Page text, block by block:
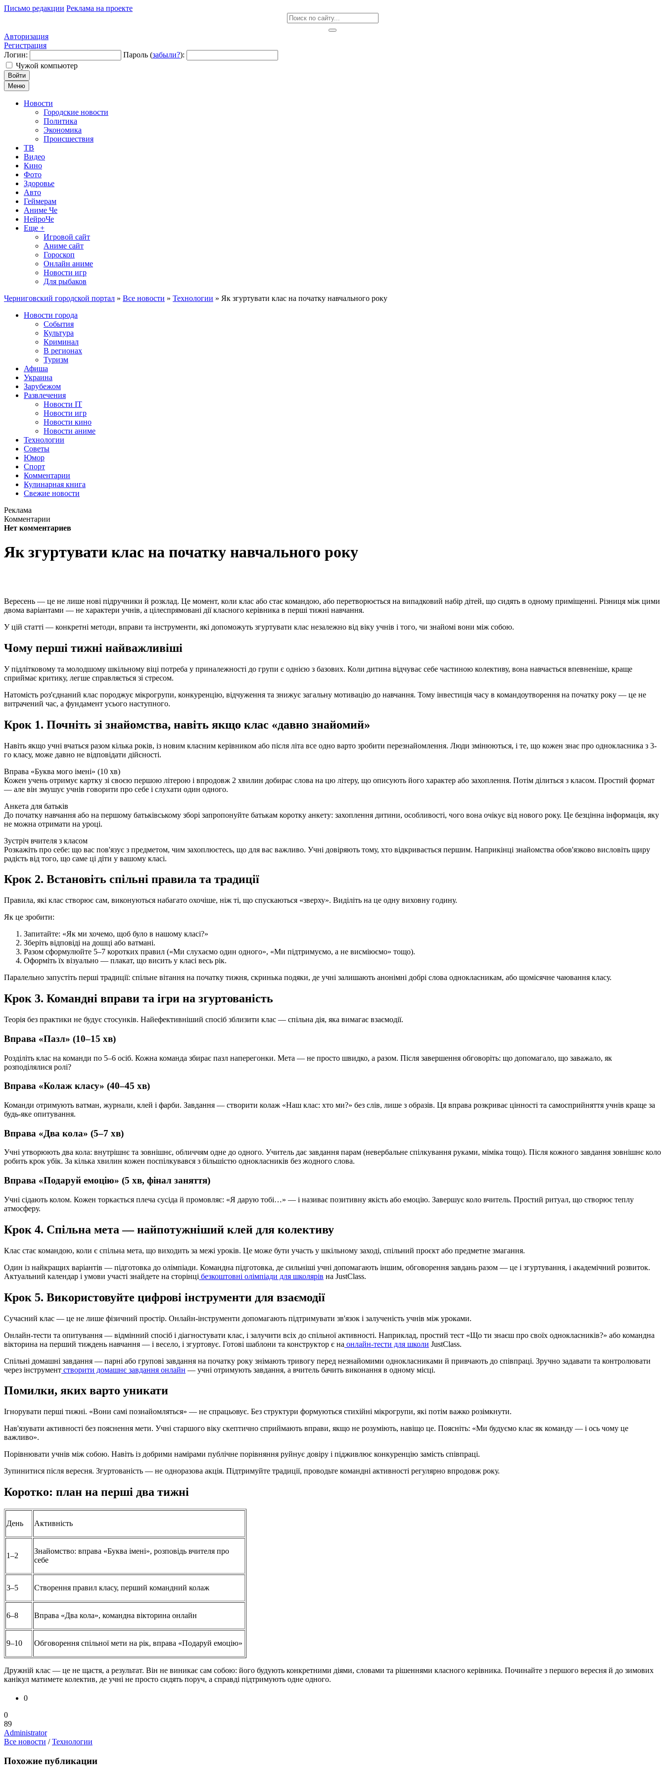
Письмо редакции Реклама на проекте
Авторизация
Регистрация
Логин:
Пароль (забыли?):
Чужой компьютер
Войти
Меню
Новости
Городские новости
Политика
Экономика
Происшествия
ТВ
Видео
Кино
Фото
Здоровье
Авто
Геймерам
Аниме Че
НейроЧе
Еще +
Игровой сайт
Аниме сайт
Гороскоп
Онлайн аниме
Новости игр
Для рыбаков
Черниговский городской портал » Все новости » Технологии » Як згуртувати клас на початку навчального року
Новости города
События
Культура
Криминал
В регионах
Туризм
Афиша
Украина
Зарубежом
Развлечения
Новости IT
Новости игр
Новости кино
Новости аниме
Технологии
Советы
Юмор
Спорт
Комментарии
Кулинарная книга
Свежие новости
Реклама
Комментарии
Нет комментариев
Як згуртувати клас на початку навчального року
Вересень — це не лише нові підручники й розклад. Це момент, коли клас або стає командою, або перетворюється на випадковий набір дітей, що сидять в одному приміщенні. Різниця між цими
двома варіантами — не характери учнів, а цілеспрямовані дії класного керівника в перші тижні навчання.
У цій статті — конкретні методи, вправи та інструменти, які допоможуть згуртувати клас незалежно від віку учнів і того, чи знайомі вони між собою.
Чому перші тижні найважливіші
У підлітковому та молодшому шкільному віці потреба у приналежності до групи є однією з базових. Коли дитина відчуває себе частиною колективу, вона навчається впевненіше, краще
сприймає критику, легше справляється зі стресом.
Натомість роз'єднаний клас породжує мікрогрупи, конкуренцію, відчуження та знижує загальну мотивацію до навчання. Тому інвестиція часу в командоутворення на початку року — це не
витрачений час, а фундамент усього наступного.
Крок 1. Почніть зі знайомства, навіть якщо клас «давно знайомий»
Навіть якщо учні вчаться разом кілька років, із новим класним керівником або після літа все одно варто зробити перезнайомлення. Люди змінюються, і те, що кожен знає про однокласника з 3-
го класу, може давно не відповідати дійсності.
Вправа «Буква мого імені» (10 хв)
Кожен учень отримує картку зі своєю першою літерою і впродовж 2 хвилин добирає слова на цю літеру, що описують його характер або захоплення. Потім ділиться з класом. Простий формат
— але він змушує учнів говорити про себе і слухати один одного.
Анкета для батьків
До початку навчання або на першому батьківському зборі запропонуйте батькам коротку анкету: захоплення дитини, особливості, чого вона очікує від нового року. Це безцінна інформація, яку
не можна отримати на уроці.
Зустріч вчителя з класом
Розкажіть про себе: що вас пов'язує з предметом, чим захоплюєтесь, що для вас важливо. Учні довіряють тому, хто відкривається першим. Наприкінці знайомства обов'язково висловіть щиру
радість від того, що саме ці діти у вашому класі.
Крок 2. Встановіть спільні правила та традиції
Правила, які клас створює сам, виконуються набагато охочіше, ніж ті, що спускаються «зверху». Виділіть на це одну виховну годину.
Як це зробити:
Запитайте: «Як ми хочемо, щоб було в нашому класі?»
Зберіть відповіді на дошці або ватмані.
Разом сформулюйте 5–7 коротких правил («Ми слухаємо один одного», «Ми підтримуємо, а не висміюємо» тощо).
Оформіть їх візуально — плакат, що висить у класі весь рік.
Паралельно запустіть перші традиції: спільне вітання на початку тижня, скринька подяки, де учні залишають анонімні добрі слова однокласникам, або щомісячне чаювання класу.
Крок 3. Командні вправи та ігри на згуртованість
Теорія без практики не будує стосунків. Найефективніший спосіб зблизити клас — спільна дія, яка вимагає взаємодії.
Вправа «Пазл» (10–15 хв)
Розділіть клас на команди по 5–6 осіб. Кожна команда збирає пазл наперегонки. Мета — не просто швидко, а разом. Після завершення обговоріть: що допомагало, що заважало, як
розподілялися ролі?
Вправа «Колаж класу» (40–45 хв)
Команди отримують ватман, журнали, клей і фарби. Завдання — створити колаж «Наш клас: хто ми?» без слів, лише з образів. Ця вправа розкриває цінності та самосприйняття учнів краще за
будь-яке опитування.
Вправа «Два кола» (5–7 хв)
Учні утворюють два кола: внутрішнє та зовнішнє, обличчям одне до одного. Учитель дає завдання парам (невербальне спілкування руками, міміка тощо). Після кожного завдання зовнішнє коло
робить крок убік. За кілька хвилин кожен поспілкувався з більшістю однокласників без жодного слова.
Вправа «Подаруй емоцію» (5 хв, фінал заняття)
Учні сідають колом. Кожен торкається плеча сусіда й промовляє: «Я дарую тобі…» — і називає позитивну якість або емоцію. Завершує коло вчитель. Простий ритуал, що створює теплу
атмосферу.
Крок 4. Спільна мета — найпотужніший клей для колективу
Клас стає командою, коли є спільна мета, що виходить за межі уроків. Це може бути участь у шкільному заході, спільний проєкт або предметне змагання.
Один із найкращих варіантів — підготовка до олімпіади. Командна підготовка, де сильніші учні допомагають іншим, обговорення завдань разом — це і згуртування, і академічний розвиток.
Актуальний календар і умови участі знайдете на сторінці безкоштовні олімпіади для школярів на JustClass.
Крок 5. Використовуйте цифрові інструменти для взаємодії
Сучасний клас — це не лише фізичний простір. Онлайн-інструменти допомагають підтримувати зв'язок і залученість учнів між уроками.
Онлайн-тести та опитування — відмінний спосіб і діагностувати клас, і залучити всіх до спільної активності. Наприклад, простий тест «Що ти знаєш про своїх однокласників?» або командна
вікторина на перший тиждень навчання — і весело, і згуртовує. Готові шаблони та конструктор є на онлайн-тести для школи JustClass.
Спільні домашні завдання — парні або групові завдання на початку року знімають тривогу перед незнайомими однокласниками й привчають до співпраці. Зручно задавати та контролювати
через інструмент створити домашнє завдання онлайн — учні отримують завдання, а вчитель бачить виконання в одному місці.
Помилки, яких варто уникати
Ігнорувати перші тижні. «Вони самі познайомляться» — не спрацьовує. Без структури формуються стихійні мікрогрупи, які потім важко розімкнути.
Нав'язувати активності без пояснення мети. Учні старшого віку скептично сприймають вправи, якщо не розуміють, навіщо це. Поясніть: «Ми будуємо клас як команду — і ось чому це
важливо».
Порівнювати учнів між собою. Навіть із добрими намірами публічне порівняння руйнує довіру і підживлює конкуренцію замість співпраці.
Зупинитися після вересня. Згуртованість — не одноразова акція. Підтримуйте традиції, проводьте командні активності регулярно впродовж року.
Коротко: план на перші два тижні
День Активність
1–2
Знайомство: вправа «Буква імені», розповідь вчителя про
себе
3–5 Створення правил класу, перший командний колаж
6–8 Вправа «Два кола», командна вікторина онлайн
9–10 Обговорення спільної мети на рік, вправа «Подаруй емоцію»
Дружній клас — це не щастя, а результат. Він не виникає сам собою: його будують конкретними діями, словами та рішеннями класного керівника. Починайте з першого вересня й до зимових
канікул матимете колектив, де учні не просто сидять поруч, а справді підтримують одне одного.
0
0
89
Administrator
Все новости /Технологии
Похожие публикации